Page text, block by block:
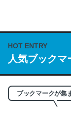
https://
/064121
─GPTの仕組みと
HOT ENTRY
人気ブックマ
ブックマークが集